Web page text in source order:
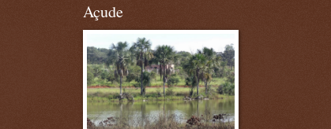
Açude